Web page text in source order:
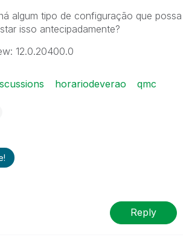
algum tipo de configuração que possa
isso antecipadamente?
12.0.20400.0
horariodeverao qmc
Reply